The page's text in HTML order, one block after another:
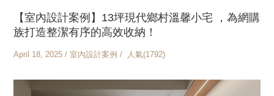
【室內設計案例】13坪現代鄉村溫馨小宅 ，為網購
族打造整潔有序的高效收納！
April 18, 2025 / 室內設計案例 / 人氣(1792)